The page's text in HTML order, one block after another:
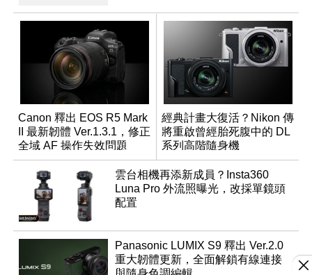
Canon 釋出 EOS R5 Mark
II 最新韌體 Ver.1.3.1，修正
全域 AF 操作失效問題
經典計畫大復活？Nikon 傳
將重啟曾經胎死腹中的 DL
系列高階隨身機
雲台相機再添新成員？Insta360
Luna Pro 外流照曝光，改採單鏡頭
配置
Panasonic LUMIX S9 釋出 Ver.2.0
重大韌體更新，全面解鎖有線連接